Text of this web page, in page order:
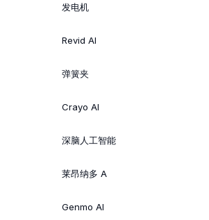
发电机
Revid AI
弹簧夹
Crayo AI
深脑人工智能
莱昂纳多 A
Genmo AI